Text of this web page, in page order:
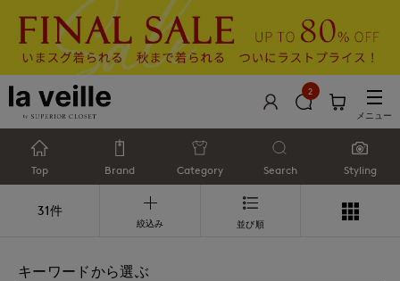
2
メニュー
Top Brand Category Search Styling
31件
絞込み 並び順
キーワードから選ぶ